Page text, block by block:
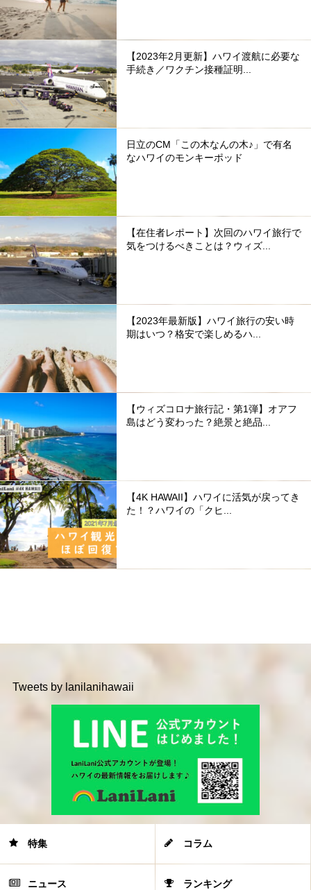
【2023年2月更新】ハワイ渡航に必要な
手続き／ワクチン接種証明...
日立のCM「この木なんの木♪」で有名
なハワイのモンキーポッド
【在住者レポート】次回のハワイ旅行で
気をつけるべきことは？ウィズ...
【2023年最新版】ハワイ旅行の安い時
期はいつ？格安で楽しめるハ...
【ウィズコロナ旅行記・第1弾】オアフ
島はどう変わった？絶景と絶品...
【4K HAWAII】ハワイに活気が戻ってき
た！？ハワイの「クヒ...
Tweets by lanilanihawaii
特集 コラム
ニュース ランキング